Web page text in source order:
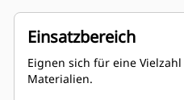
Einsatzbereich
Eignen sich für eine
Materialien.